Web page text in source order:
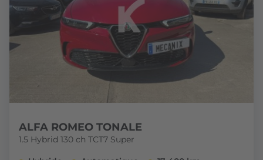
ALFA ROMEO TONALE
1.5 Hybrid 130 ch TCT7 Super